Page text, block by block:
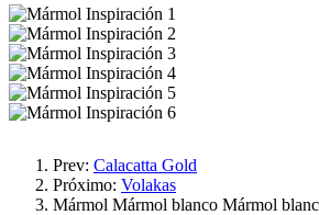
Prev: Calacatta Gold
Próximo: Volakas
Mármol Mármol blanco Mármol